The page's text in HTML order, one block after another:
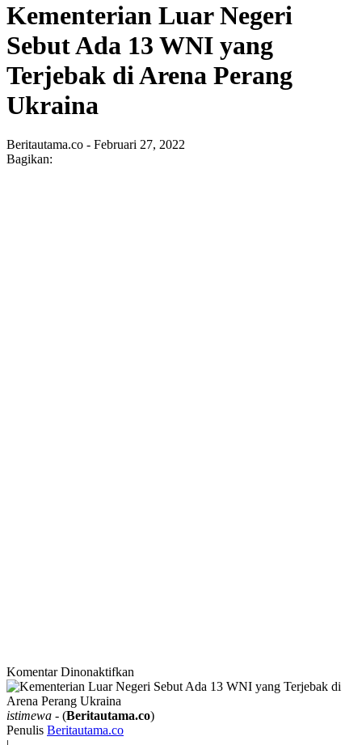
Kementerian Luar Negeri
Sebut Ada 13 WNI yang
Terjebak di Arena Perang
Ukraina
Beritautama.co - Februari 27, 2022
Bagikan:
Komentar Dinonaktifkan
Kementerian
Negeri
istimewa - (Beritautama.co)
Penulis Beritautama.co